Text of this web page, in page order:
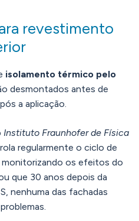
revestimento
isolamento térmico pelo
desmontados antes de
a aplicação.
Instituto Fraunhofer de Física
regularmente o ciclo de
monitorizando os efeitos do
que 30 anos depois da
nenhuma das fachadas